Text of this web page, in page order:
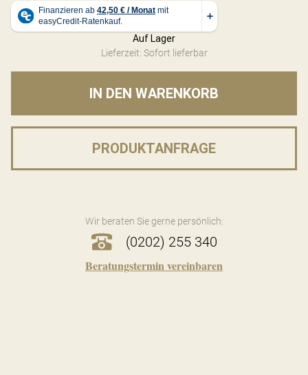
Auf Lager
Lieferzeit: Sofort lieferbar
IN DEN WARENKORB
PRODUKTANFRAGE
Wir beraten Sie gerne persönlich:
(0202) 255 340
Beratungstermin vereinbaren